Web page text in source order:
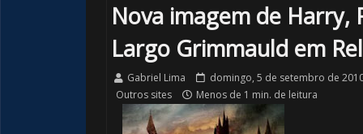
Nova imagem de
Largo Grimmauld em
Gabriel Lima
domingo, 5 de setembro de
Outros sites
Menos de 1 min. de leitura